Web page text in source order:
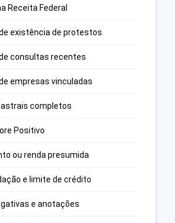
Receita Federal
existência de protestos
consultas recentes
empresas vinculadas
completos
Positivo
ou renda presumida
e limite de crédito
e anotações